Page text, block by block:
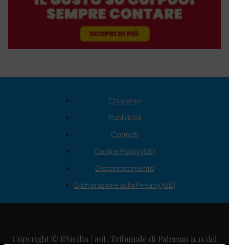
Chi siamo
Pubblicità
Contatti
Cookie Policy (UE)
Disconoscimento
Dichiarazione sulla Privacy (UE)
Copyright © ilSicilia | aut. Tribunale di Palermo n.11 del